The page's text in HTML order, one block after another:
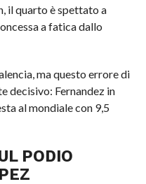
il quarto è spettato a
a fatica dallo
ma questo errore di
decisivo: Fernandez in
al mondiale con 9,5
PODIO